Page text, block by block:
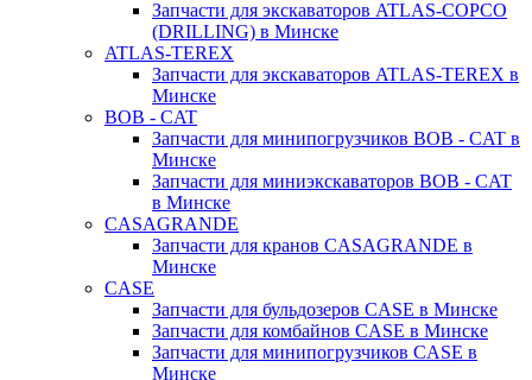
Запчасти для экскаваторов ATLAS-COPCO
(DRILLING) в Минске
ATLAS-TEREX
Запчасти для экскаваторов ATLAS-TEREX в
Минске
BOB - CAT
Запчасти для минипогрузчиков BOB - CAT в
Минске
Запчасти для миниэкскаваторов BOB - CAT
в Минске
CASAGRANDE
Запчасти для кранов CASAGRANDE в
Минске
CASE
Запчасти для бульдозеров CASE в Минске
Запчасти для комбайнов CASE в Минске
Запчасти для минипогрузчиков CASE в
Минске